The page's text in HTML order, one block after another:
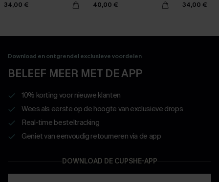
34,00 € 40,00 € 34,00 €
Download en ontgrendel exclusieve voordelen
BELEEF MEER MET DE APP
10% korting voor nieuwe klanten
Wees als eerste op de hoogte van exclusieve drops
Real-time besteltracking
Geniet van eenvoudig retourneren via de app
DOWNLOAD DE CUPSHE-APP